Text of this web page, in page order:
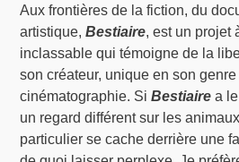
Aux frontières de la fiction, du
artistique,Bestiaire, est un projet
inclassable qui témoigne de la
son créateur, unique en son
cinématographie. SiBestiaire a
un regard différent sur les
particulier se cache derrière une